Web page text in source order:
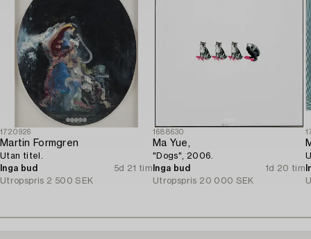
1720926
Martin Formgren
Utan titel.
Inga bud
5d 21 tim
Utropspris 2 500 SEK
1688630
Ma Yue,
"Dogs", 2006.
Inga bud
1d 20 tim
Utropspris 20 000 SEK